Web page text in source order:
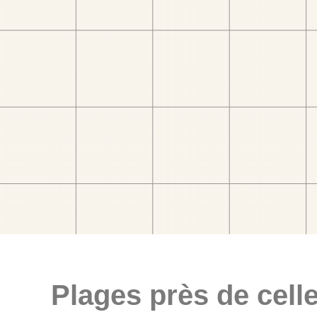
Plages près de